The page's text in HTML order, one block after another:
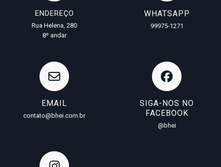
ENDEREÇO
Rua Helena, 280
8º andar
WHATSAPP
99975-1271
EMAIL
contato@bhei.com.br
SIGA-NOS NO
FACEBOOK
@bhei